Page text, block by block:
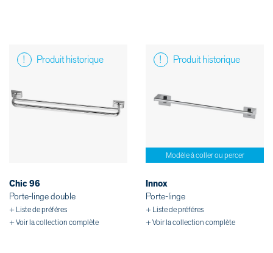
Produit historique
Chic 96
Porte-linge double
+ Liste de préféres
+ Voir la collection complète
Modèle à coller ou percer
Produit historique
Innox
Porte-linge
+ Liste de préféres
+ Voir la collection complète